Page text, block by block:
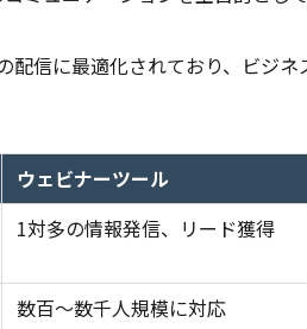
配信に最適化されており、ビジ
ウェビナーツール
1対多の情報発信、リード獲得
数百〜数千人規模に対応